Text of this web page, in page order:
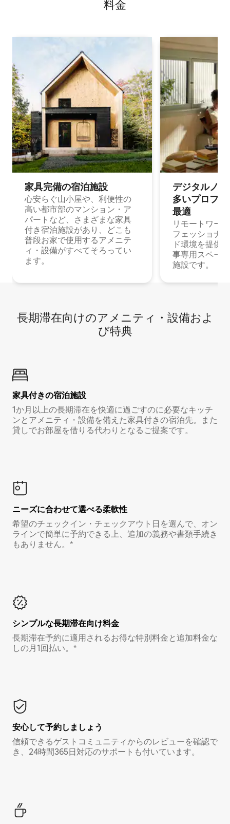
料⁠金
家具完備の宿⁠泊⁠施⁠設
心安らぐ山小屋や、利便性の
高い都市部のマンション・ア
パートなど、さまざまな家具
付き宿泊施設があり、どこも
普段お家で使用するアメニテ
ィ・設備がすべてそろってい
ます。
デジタルノ
多⁠いプ⁠ロ⁠フ⁠
最⁠適
リモートワー
フェッショナ
ド環境を提供
事専用スペー
施設です。
長期滞在向け⁠のア⁠メ⁠ニ⁠テ⁠ィ⁠・設⁠備⁠およ
び特⁠典
家具付き⁠の宿⁠泊⁠施⁠設
1か月以上の長期滞在を快適に過ごすのに必要なキッチ
ンとアメニティ・設備を備えた家具付きの宿泊先。また
貸しでお部屋を借りる代わりとなるご提案です。
ニーズに合わせて選べる柔軟性
希望のチェックイン・チェックアウト日を選んで、オン
ラインで簡単に予約できる上、追加の義務や書類手続き
もありません。*
シンプルな長期滞在向け料金
長期滞在予約に適用されるお得な特別料金と追加料金な
しの月1回払い。*
安心して予約しましょう
信頼できるゲストコミュニティからのレビューを確認で
き、24時間365日対応のサポートも付いています。